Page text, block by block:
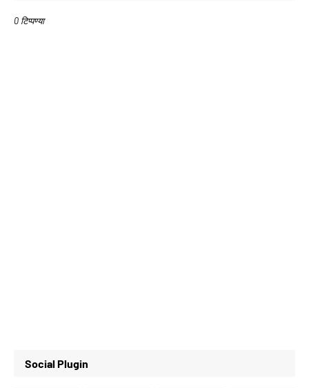
0 टिप्पण्या
Social Plugin